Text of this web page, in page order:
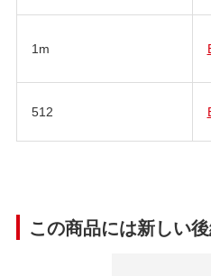
1m
512
この商品には新しい